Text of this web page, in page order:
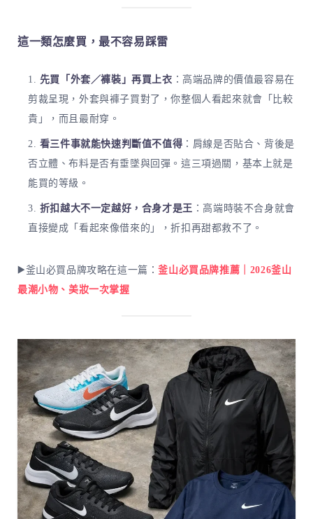
這一類怎麼買，最不容易踩雷
先買「外套／褲裝」再買上衣 ：高端品牌的價值最容易在
剪裁呈現，外套與褲子買對了，你整個人看起來就會「比較
貴」，而且最耐穿。
看三件事就能快速判斷值不值得 ：肩線是否貼合、背後是
否立體、布料是否有垂墜與回彈。這三項過關，基本上就是
能買的等級。
折扣越大不一定越好，合身才是王 ：高端時裝不合身就會
直接變成「看起來像借來的」，折扣再甜都救不了。
▶️釜山必買品牌攻略在這一篇：釜山必買品牌推薦｜2026釜山
最潮小物、美妝一次掌握